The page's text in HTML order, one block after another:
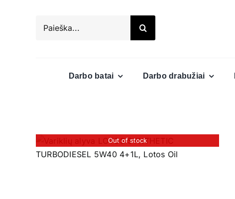
Darbo batai Darbo drabužiai
Out of stock